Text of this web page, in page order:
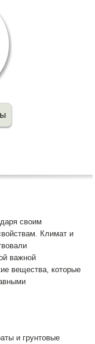
своим
Климат и
важной
вещества, которые
и грунтовые